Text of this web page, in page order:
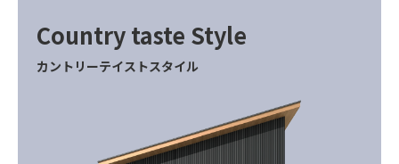
Country taste Style
カントリーテイストスタイル